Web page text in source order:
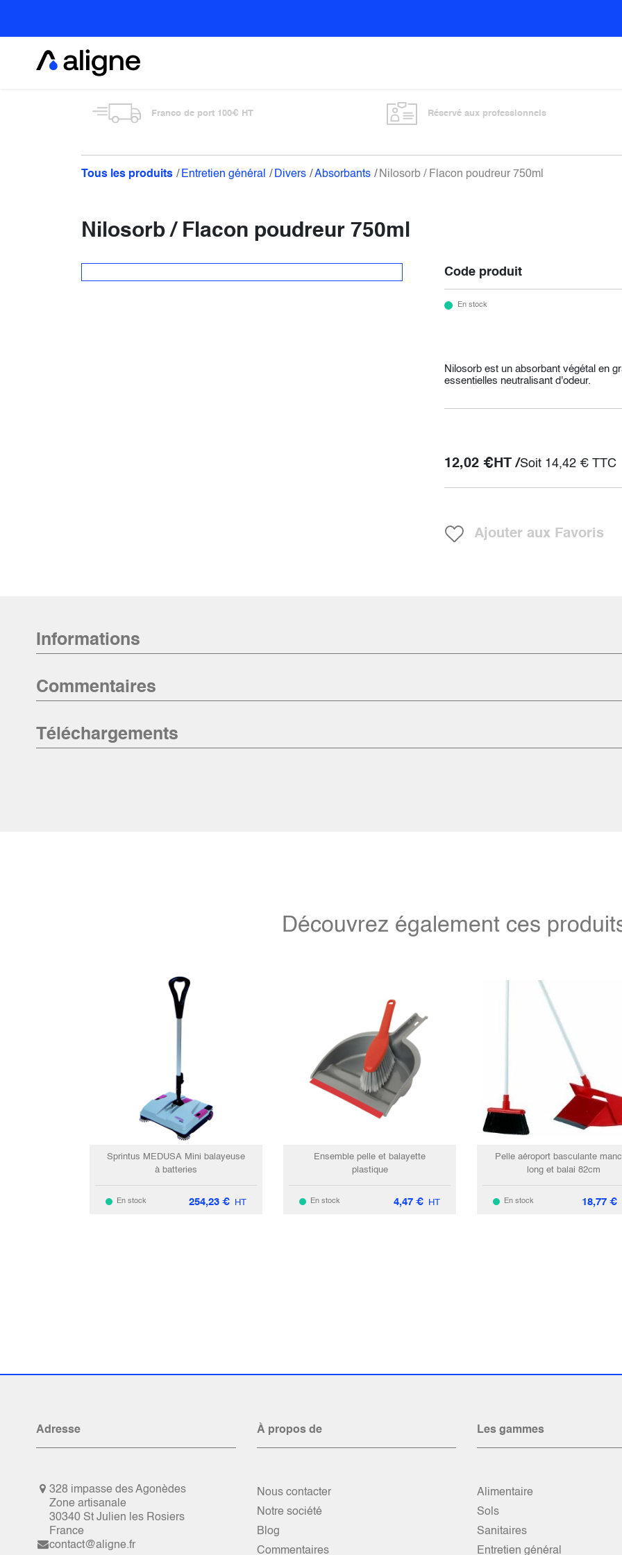
Franco de port 100€ HT Réservé aux professionnels
Tous les produits Entretien général Divers Absorbants Nilosorb / Flacon poudreur 750ml
Nilosorb / Flacon poudreur 750ml
Code produit
En stock
Nilosorb est un absorbant végétal en
essentielles neutralisant d'odeur.
12,02€ HT /Soit 14,42€TTC
Ajouter aux Favoris
Informations
Commentaires
Téléchargements
Découvrez également ces
Sprintus MEDUSA Mini balayeuse
à batteries
En stock 254,23 € HT
Ensemble pelle et balayette
plastique
En stock 4,47 € HT
Pelle aéroport basculante
long et balai 82cm
En stock 18,77 €
Adresse
328 impasse des Agonèdes
Zone artisanale
30340 St Julien les Rosiers
France
contact@aligne.fr
À propos de
Nous contacter
Notre société
Blog
Commentaires
Les gammes
Alimentaire
Sols
Sanitaires
Entretien général